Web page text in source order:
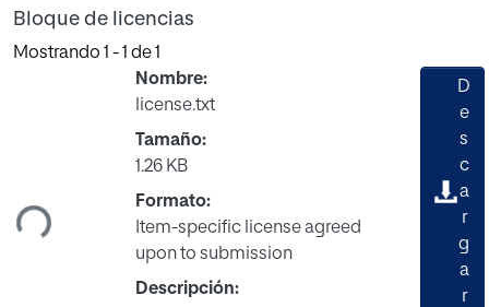
Bloque de licencias
Mostrando 1 - 1 de 1
Nombre:
license.txt
Tamaño:
1.26 KB
Formato:
Item-specific license agreed
upon to submission
Descripción:
D
e
s
c
a
r
g
a
r